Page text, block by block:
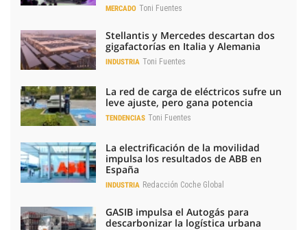
MERCADO Toni Fuentes
Stellantis y Mercedes descartan dos
gigafactorías en Italia y Alemania
INDUSTRIA Toni Fuentes
La red de carga de eléctricos sufre un
leve ajuste, pero gana potencia
TENDENCIAS Toni Fuentes
La electrificación de la movilidad
impulsa los resultados de ABB en
España
INDUSTRIA Redacción Coche Global
GASIB impulsa el Autogás para
descarbonizar la logística urbana